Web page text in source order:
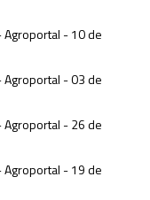
Agroportal - 10 de
Agroportal - 03 de
Agroportal - 26 de
Agroportal - 19 de